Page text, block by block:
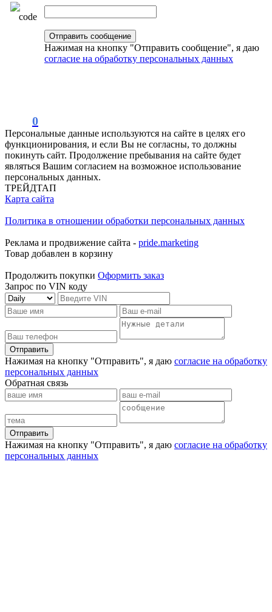
Нажимая на кнопку "Отправить сообщение", я даю
согласие на обработку персональных данных
0
Персональные данные используются на сайте в целях его
функционирования, и если Вы не согласны, то должны
покинуть сайт. Продолжение пребывания на сайте будет
являться Вашим согласием на возможное использование
персональных данных.
ТРЕЙДТАП
Карта сайта
Политика в отношении обработки персональных данных
Реклама и продвижение сайта - pride.marketing
Товар добавлен в корзину
Продолжить покупки Оформить заказ
Запрос по VIN коду
Отправить
Нажимая на кнопку "Отправить", я даю согласие на обработку
персональных данных
Обратная связь
Отправить
Нажимая на кнопку "Отправить", я даю согласие на обработку
персональных данных